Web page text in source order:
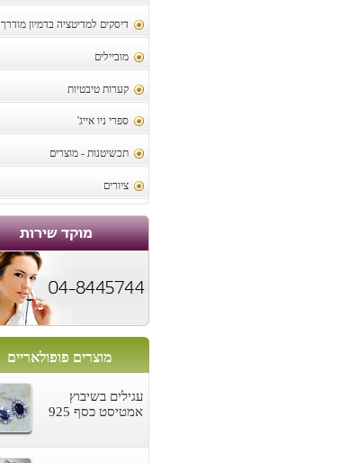
דיסקים למדיטציה בדמיון מודרך
מוביילים
קערות טיבטיות
ספרי ניו אייג'
תכשיטנות - מוצרים
ציורים
מוצרים פופולאריים
עגילים בשיבוץ
אמטיסט כסף 925